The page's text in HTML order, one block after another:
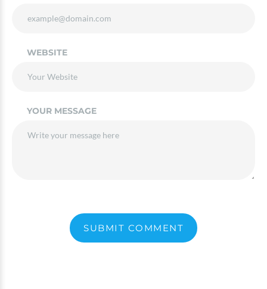
WEBSITE
YOUR MESSAGE
SUBMIT COMMENT